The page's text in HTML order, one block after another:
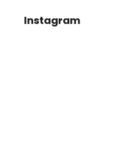
Instagram